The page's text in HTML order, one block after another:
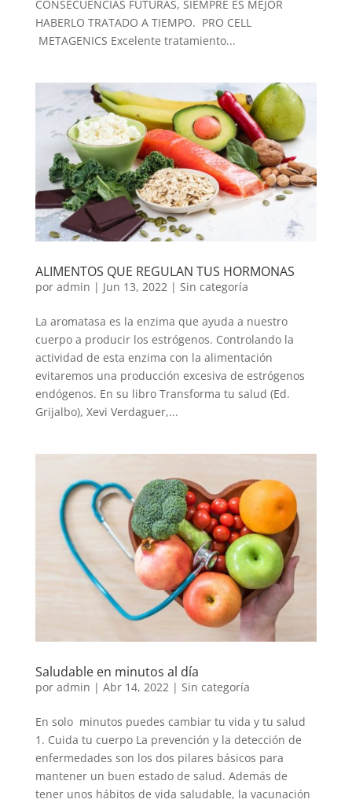
CONSECUENCIAS FUTURAS, SIEMPRE ES MEJOR
HABERLO TRATADO A TIEMPO. PRO CELL
METAGENICS Excelente tratamiento...
ALIMENTOS QUE REGULAN TUS HORMONAS
por admin | Jun 13, 2022| Sin categoría
La aromatasa es la enzima que ayuda a nuestro
cuerpo a producir los estrógenos. Controlando la
actividad de esta enzima con la alimentación
evitaremos una producción excesiva de estrógenos
endógenos. En su libro Transforma tu salud (Ed.
Grijalbo), Xevi Verdaguer,...
Saludable en minutos al día
por admin | Abr 14, 2022| Sin categoría
En solo minutos puedes cambiar tu vida y tu salud
1. Cuida tu cuerpo La prevención y la detección de
enfermedades son los dos pilares básicos para
mantener un buen estado de salud. Además de
tener unos hábitos de vida saludable, la vacunación